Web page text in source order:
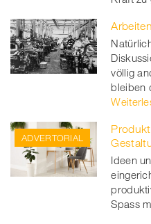
völlig
bleiben
ADVERTORIAL
Ideen
Spass